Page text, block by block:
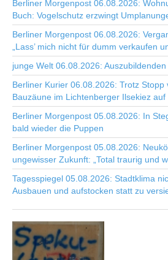
Berliner Morgenpost 06.08.2026:
Buch: Vogelschutz erzwingt
Berliner Morgenpost 06.08.2026:
„Lass’ mich nicht für dumm verkaufen
junge Welt 06.08.2026:
Berliner Kurier 06.08.2026: Trotz Stopp
Bauzäune im Lichtenberger Ilsekiez auf
Berliner Morgenpost 05.08.2026: In
bald wieder die Puppen
Berliner Morgenpost 05.08.2026:
ungewisser Zukunft: „Total traurig und
Tagesspiegel 05.08.2026: Stadtklima
Ausbauen und aufstocken statt zu